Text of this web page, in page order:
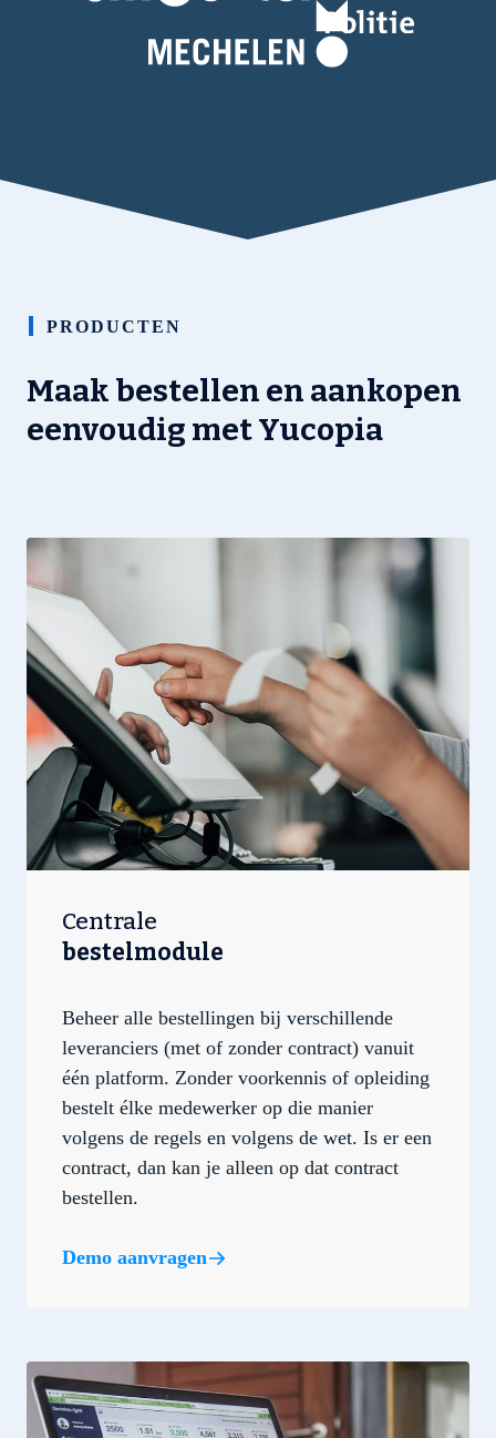
PRODUCTEN
Maak bestellen en aankopen
eenvoudig met Yucopia
Centrale
bestelmodule
Beheer alle bestellingen bij verschillende
leveranciers (met of zonder contract) vanuit
één platform. Zonder voorkennis of opleiding
bestelt élke medewerker op die manier
volgens de regels en volgens de wet. Is er een
contract, dan kan je alleen op dat contract
bestellen.
Demo aanvragen